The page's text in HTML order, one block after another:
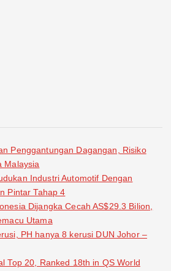
Penggantungan Dagangan, Risiko
Malaysia
Industri Automotif Dengan
Pintar Tahap 4
Dijangka Cecah AS$29.3 Bilion,
Utama
PH hanya 8 kerusi DUN Johor –
Top 20, Ranked 18th in QS World